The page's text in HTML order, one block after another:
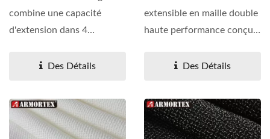
combine une capacité
d'extension dans 4
résistance...Des Détails
extensible en maille double
haute performance conçu
Des Détails